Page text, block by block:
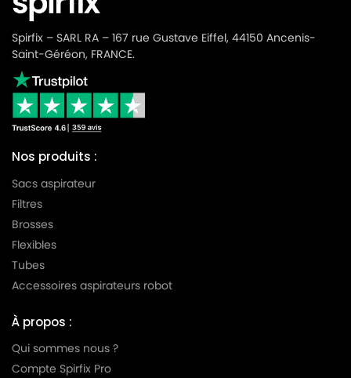
Spirfix – SARL RA – 167 rue Gustave Eiffel, 44150 Ancenis-
Saint-Géréon, FRANCE.
Nos produits :
Sacs aspirateur
Filtres
Brosses
Flexibles
Tubes
Accessoires aspirateurs robot
À propos :
Qui sommes nous ?
Compte Spirfix Pro